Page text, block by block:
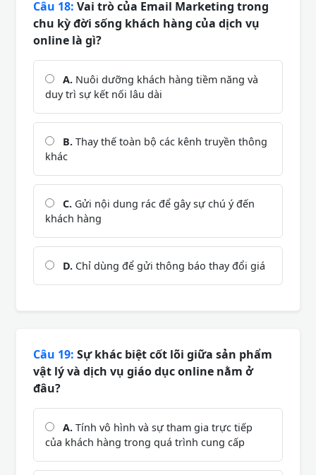
Câu 18: Vai trò của Email Marketing trong
chu kỳ đời sống khách hàng của dịch vụ
online là gì?
A. Nuôi dưỡng khách hàng tiềm năng và
duy trì sự kết nối lâu dài
B. Thay thế toàn bộ các kênh truyền thông
khác
C. Gửi nội dung rác để gây sự chú ý đến
khách hàng
D. Chỉ dùng để gửi thông báo thay đổi giá
Câu 19: Sự khác biệt cốt lõi giữa sản phẩm
vật lý và dịch vụ giáo dục online nằm ở
đâu?
A. Tính vô hình và sự tham gia trực tiếp
của khách hàng trong quá trình cung cấp